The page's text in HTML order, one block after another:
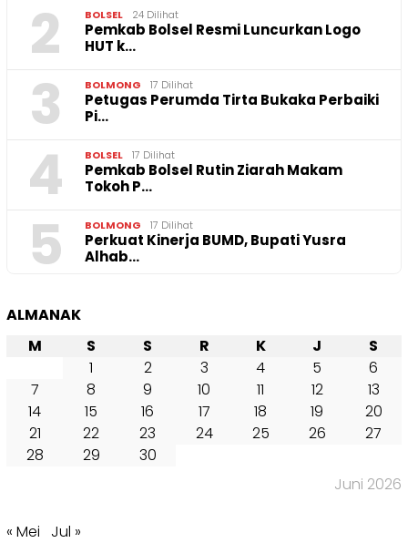
2 BOLSEL 24 Dilihat
Pemkab Bolsel Resmi Luncurkan Logo
HUT k…
3 BOLMONG 17 Dilihat
Petugas Perumda Tirta Bukaka Perbaiki
Pi…
4 BOLSEL 17 Dilihat
Pemkab Bolsel Rutin Ziarah Makam
Tokoh P…
5 BOLMONG 17 Dilihat
Perkuat Kinerja BUMD, Bupati Yusra
Alhab…
ALMANAK
Juni 2026
M S S R K J
S
1
2 3 4 5
6
7
8 9 10 11 12
13
14
15 16 17 18 19
20
21
22 23 24 25 26
27
28
29 30
« Mei Jul »